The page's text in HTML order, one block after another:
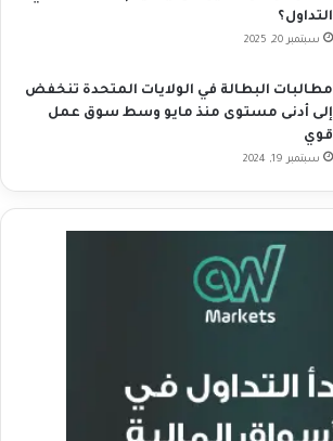
التداول؟
سبتمبر 20, 2025
مطالبات البطالة في الولايات المتحدة تنخفض
إلى أدنى مستوى منذ مايو وسط سوق عمل
قوي
سبتمبر 19, 2024